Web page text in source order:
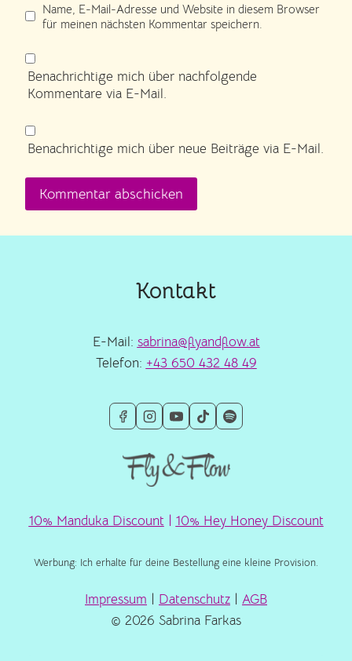
Name, E-Mail-Adresse und Website in diesem Browser
für meinen nächsten Kommentar speichern.
Benachrichtige mich über nachfolgende
Kommentare via E-Mail.
Benachrichtige mich über neue Beiträge via E-Mail.
Kontakt
E-Mail: sabrina@flyandflow.at
Telefon: +43 650 432 48 49
10% Manduka Discount 10% Hey Honey Discount
Werbung: Ich erhalte für deine Bestellung eine kleine Provision.
Impressum Datenschutz
AGB
© 2026 Sabrina Farkas